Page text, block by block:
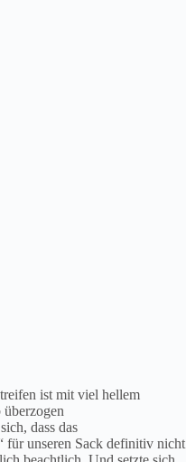
ist mit viel hellem
überzogen
dass das
für unseren Sack definitiv nicht